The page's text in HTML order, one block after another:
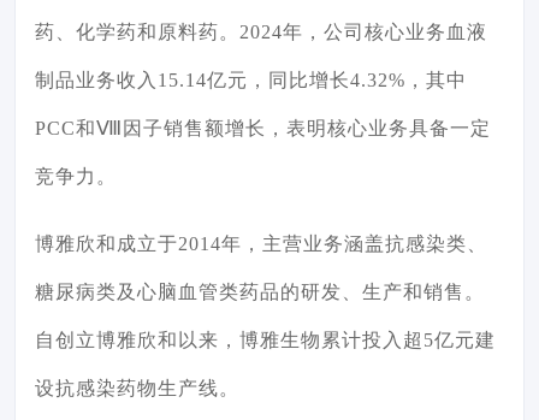
药、化学药和原料药。2024年，公司核心业务血液
制品业务收入15.14亿元，同比增长4.32%，其中
PCC和Ⅷ因子销售额增长，表明核心业务具备一定
竞争力。
博雅欣和成立于2014年，主营业务涵盖抗感染类、
糖尿病类及心脑血管类药品的研发、生产和销售。
自创立博雅欣和以来，博雅生物累计投入超5亿元建
设抗感染药物生产线。